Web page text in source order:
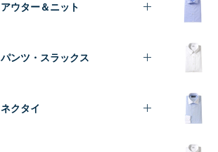
アウター＆ニット
パンツ・スラックス
ネクタイ